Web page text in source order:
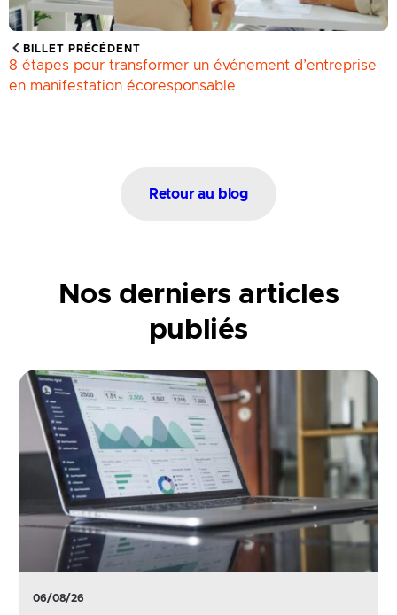
BILLET PRÉCÉDENT
8 étapes pour transformer un événement d’entreprise
en manifestation écoresponsable
Retour au blog
Nos derniers articles
publiés
06/08/26